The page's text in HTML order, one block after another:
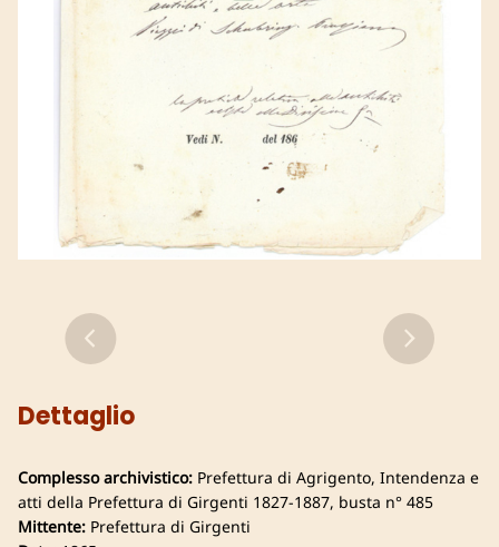
Dettaglio
Complesso archivistico: Prefettura di Agrigento, Intendenza e
atti della Prefettura di Girgenti 1827-1887, busta n° 485
Mittente: Prefettura di Girgenti